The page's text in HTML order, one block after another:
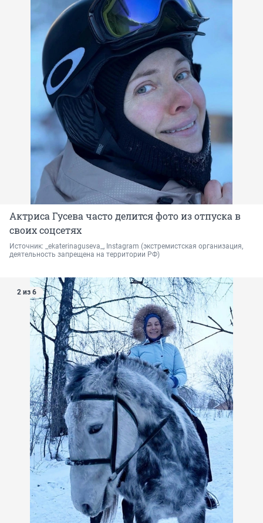
Актриса Гусева часто делится фото из отпуска в
своих соцсетях
Источник: _ekaterinaguseva_, Instagram (экстремистская организация,
деятельность запрещена на территории РФ)
2 из 6